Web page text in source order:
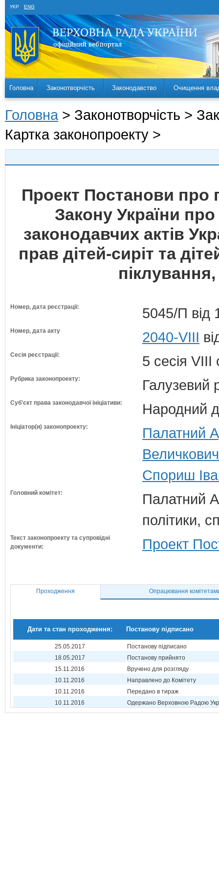
УКР ENG
Головна Законотворчість Законодавство Очищення
Головна > Законотворчість >
Картка законопроекту >
Проект Постанови про
Закону України
законодавчих актів
прав дітей-сиріт та
піклування,
Номер, дата реєстрації: 5045/П від
Номер, дата акту 2040-VIII
Сесія реєстрації: 5 сесія VIII
Рубрика законопроекту: Галузевий
Суб'єкт права законодавчої ініціативи: Народний
Ініціатор(и) законопроекту:
Палатний
Спориш
Головний комітет:
Палатний
політики,
Текст законопроекту та супровідні
документи:
Проект
Проходження Опрацювання
Дати та стан проходження: Постанову підписано
25.05.2017
Постанову підписано
18.05.2017
Постанову прийнято
15.11.2016
Вручено для розгляду
10.11.2016
Направлено до Комітету
10.11.2016
Передано в тираж
10.11.2016
Одержано Верховною Радою